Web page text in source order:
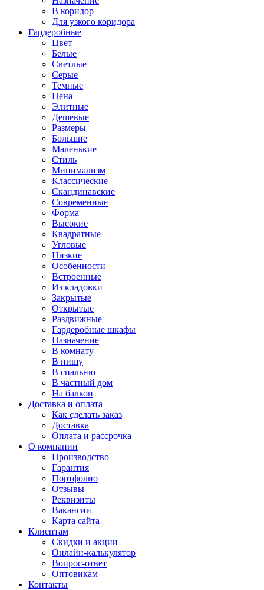
В коридор
Для узкого коридора
Гардеробные
Цвет
Белые
Светлые
Серые
Темные
Цена
Элитные
Дешевые
Размеры
Большие
Маленькие
Стиль
Минимализм
Классические
Скандинавские
Современные
Форма
Высокие
Квадратные
Угловые
Низкие
Особенности
Встроенные
Из кладовки
Закрытые
Открытые
Раздвижные
Гардеробные шкафы
Назначение
В комнату
В нишу
В спальню
В частный дом
На балкон
Доставка и оплата
Как сделать заказ
Доставка
Оплата и рассрочка
О компании
Производство
Гарантия
Портфолио
Отзывы
Реквизиты
Вакансии
Карта сайта
Клиентам
Скидки и акции
Онлайн-калькулятор
Вопрос-ответ
Оптовикам
Контакты